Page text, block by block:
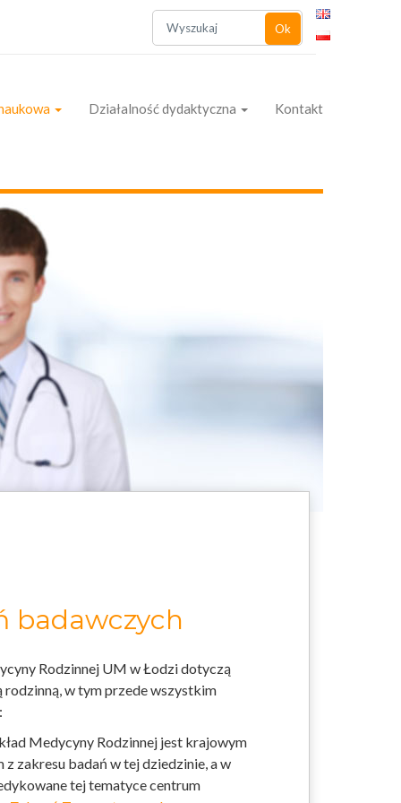
Ok
Działalność dydaktyczna Kontakt
badawczych
Rodzinnej UM w Łodzi dotyczą
rodzinną, w tym przede wszystkim
Medycyny Rodzinnej jest krajowym
zakresu badań w tej dziedzinie, a w
tej tematyce centrum